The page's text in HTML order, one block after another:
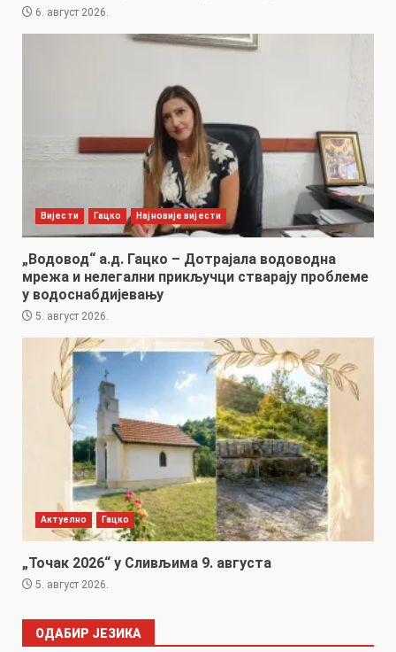
6. август 2026.
Вијести Гацко Најновије вијести
„Водовод“ а.д. Гацко – Дотрајала водоводна
мрежа и нелегални прикључци стварају проблеме
у водоснабдијевању
5. август 2026.
Актуелно Гацко
„Точак 2026“ у Сливљима 9. августа
5. август 2026.
ОДАБИР ЈЕЗИКА